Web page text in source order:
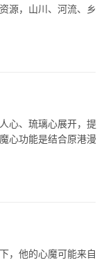
源，山川、河流、乡
心、琉璃心展开，提
心功能是结合原港漫
，他的心魔可能来自